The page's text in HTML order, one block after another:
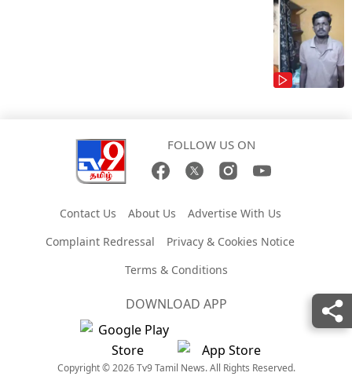
FOLLOW US ON
Contact Us About Us
Advertise With Us
Complaint Redressal
Privacy & Cookies Notice
Terms & Conditions
DOWNLOAD APP
Copyright © 2026 Tv9 Tamil News. All Rights Reserved.